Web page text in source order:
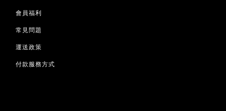
會員福利
常見問題
運送政策
付款服務方式